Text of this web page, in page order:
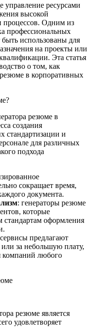
управление ресурсами
высокой
процессов. Одним из
профессиональных
использованы для
на проекты или
Эта статья
о том, как
в корпоративных
резюме в
создания
стандартизации и
для различных
подхода
сокращает время,
документа.
: генераторы резюме
которые
стандартам оформления
предлагают
за небольшую плату,
компаний любого
резюме является
удовлетворяет